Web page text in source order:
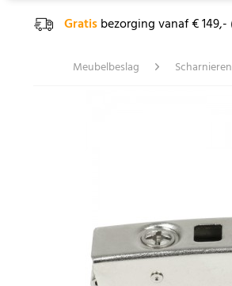
Gratisbezorging vanaf € 149,-
Meubelbeslag Scharnieren